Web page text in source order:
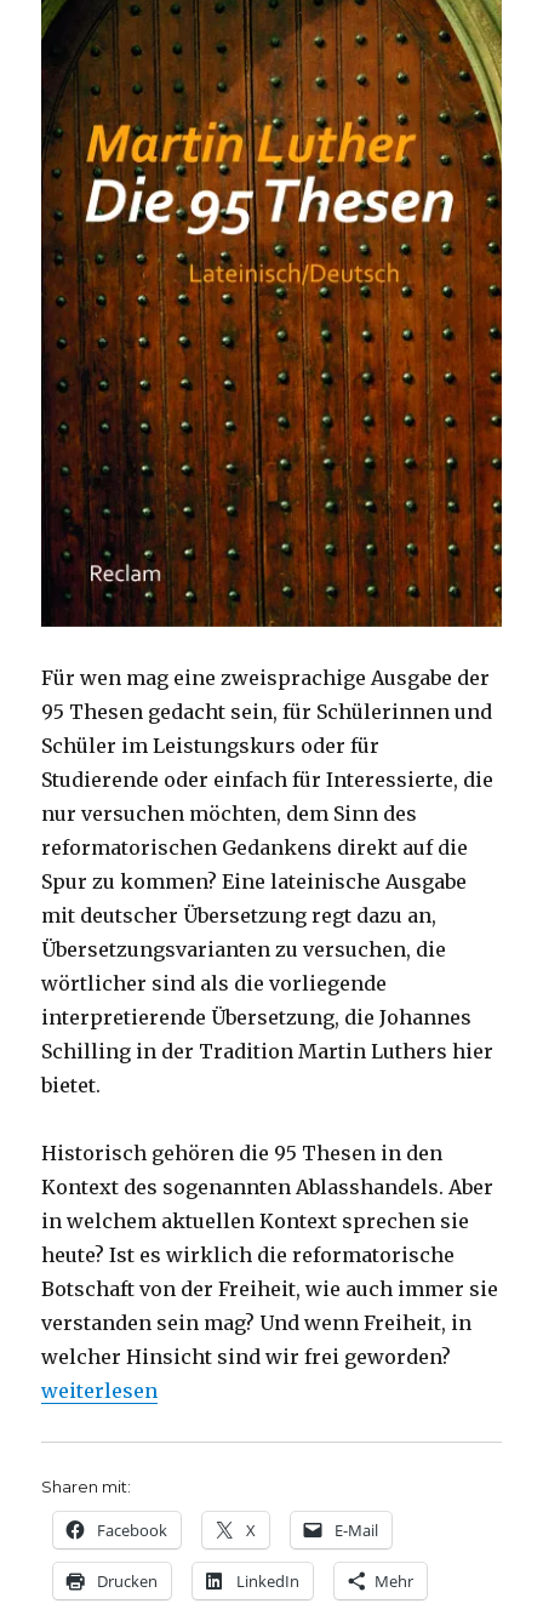
Für wen mag eine zweisprachige Ausgabe der
95 Thesen gedacht sein, für Schülerinnen und
Schüler im Leistungskurs oder für
Studierende oder einfach für Interessierte, die
nur versuchen möchten, dem Sinn des
reformatorischen Gedankens direkt auf die
Spur zu kommen? Eine lateinische Ausgabe
mit deutscher Übersetzung regt dazu an,
Übersetzungsvarianten zu versuchen, die
wörtlicher sind als die vorliegende
interpretierende Übersetzung, die Johannes
Schilling in der Tradition Martin Luthers hier
bietet.
Historisch gehören die 95 Thesen in den
Kontext des sogenannten Ablasshandels. Aber
in welchem aktuellen Kontext sprechen sie
heute? Ist es wirklich die reformatorische
Botschaft von der Freiheit, wie auch immer sie
verstanden sein mag? Und wenn Freiheit, in
welcher Hinsicht sind wir frei geworden?
„Luther – reformatorische Thesen, Rezension,
weiterlesen
Sharen mit:
Facebook X E-Mail
Drucken LinkedIn Mehr